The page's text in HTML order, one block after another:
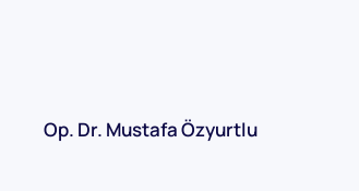
Op. Dr. Mustafa Özyurtlu